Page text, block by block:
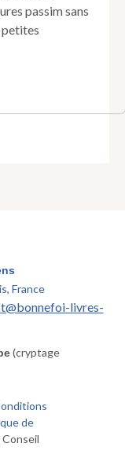
passim sans
France
livres-
(cryptage
de